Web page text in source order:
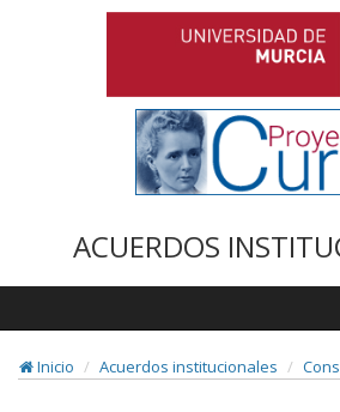
ACUERDOS
Inicio
Acuerdos institucionales